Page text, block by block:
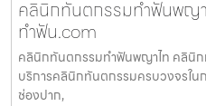
คลินิกทันตกรรมทำฟันพญ
ทำฟัน.com
คลินิกทันตกรรมทำฟันพญาไท คลินิ
บริการคลินิกทันตกรรมครบวงจรใ
ช่องปาก,